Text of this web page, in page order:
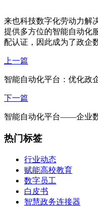
来也科技数字化劳动力解
提供多方位的智能自动化
配认证，因此成为了政企
上一篇
智能自动化平台：优化政
下一篇
智能自动化平台——企业
热门标签
行业动态
赋能高校教育
数字员工
白皮书
智慧政务连接器